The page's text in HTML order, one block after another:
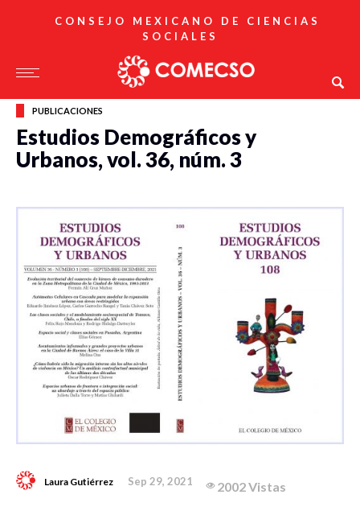
CONSEJO MEXICANO DE CIENCIAS
SOCIALES
PUBLICACIONES
Estudios Demográficos y
Urbanos, vol. 36, núm. 3
Laura Gutiérrez Sep 29, 2021 2002 Vistas